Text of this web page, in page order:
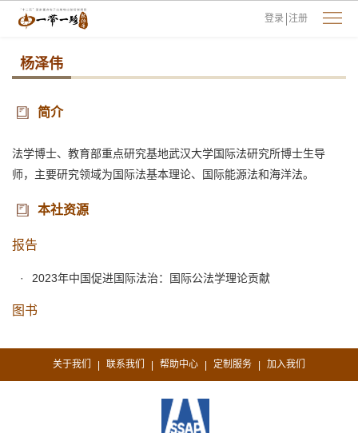
登录 注册
杨泽伟
简介
法学博士、教育部重点研究基地武汉大学国际法研究所博士生导
师，主要研究领域为国际法基本理论、国际能源法和海洋法。
本社资源
报告
2023年中国促进国际法治：国际公法学理论贡献
图书
关于我们 | 联系我们 | 帮助中心 | 定制服务 | 加入我们